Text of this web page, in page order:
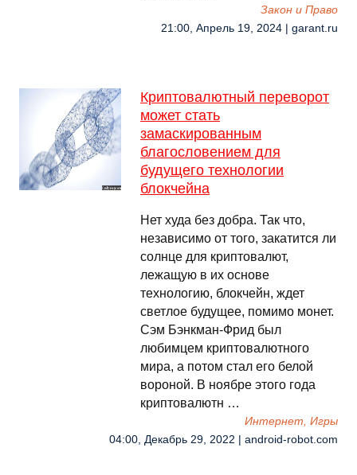
Закон и Право
21:00, Апрель 19, 2024 | garant.ru
Криптовалютный переворот
может стать
замаскированным
благословением для
будущего технологии
блокчейна
Нет худа без добра. Так что,
независимо от того, закатится ли
солнце для криптовалют,
лежащую в их основе
технологию, блокчейн, ждет
светлое будущее, помимо монет.
Сэм Бэнкман-Фрид был
любимцем криптовалютного
мира, а потом стал его белой
вороной. В ноябре этого года
криптовалютн …
Интернет, Игры
04:00, Декабрь 29, 2022 | android-robot.com